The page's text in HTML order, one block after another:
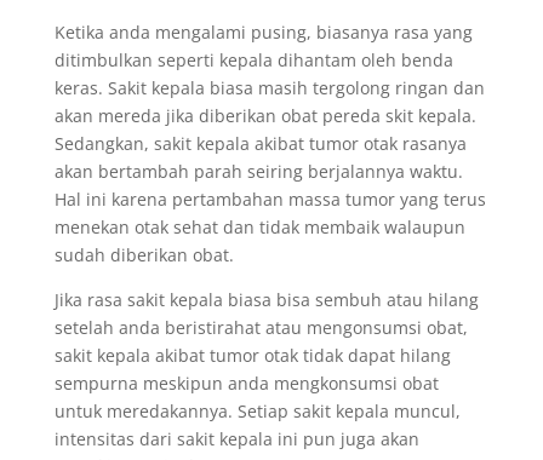
Ketika anda mengalami pusing, biasanya rasa yang
ditimbulkan seperti kepala dihantam oleh benda
keras. Sakit kepala biasa masih tergolong ringan dan
akan mereda jika diberikan obat pereda skit kepala.
Sedangkan, sakit kepala akibat tumor otak rasanya
akan bertambah parah seiring berjalannya waktu.
Hal ini karena pertambahan massa tumor yang terus
menekan otak sehat dan tidak membaik walaupun
sudah diberikan obat.
Jika rasa sakit kepala biasa bisa sembuh atau hilang
setelah anda beristirahat atau mengonsumsi obat,
sakit kepala akibat tumor otak tidak dapat hilang
sempurna meskipun anda mengkonsumsi obat
untuk meredakannya. Setiap sakit kepala muncul,
intensitas dari sakit kepala ini pun juga akan